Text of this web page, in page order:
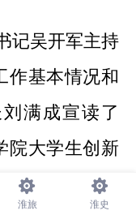
记吴开军主持
作基本情况和
满成宣读了
院大学生创新
的决定》，决
淮旅 淮史